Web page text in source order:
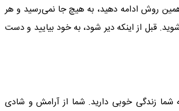
روش ادامه دهید، به هیچ جا نمی‌رسید و هر
قبل از اینکه دیر شود، به خود بیایید و دست
زندگی خوبی دارید. شما از آرامش و شادی